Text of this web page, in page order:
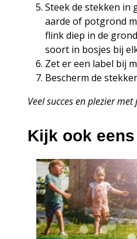
Steek de stekken in
aarde of potgrond
flink diep in de
soort in bosjes bij
Zet er een label bij
Bescherm de
Veel succes en plezier
Kijk ook